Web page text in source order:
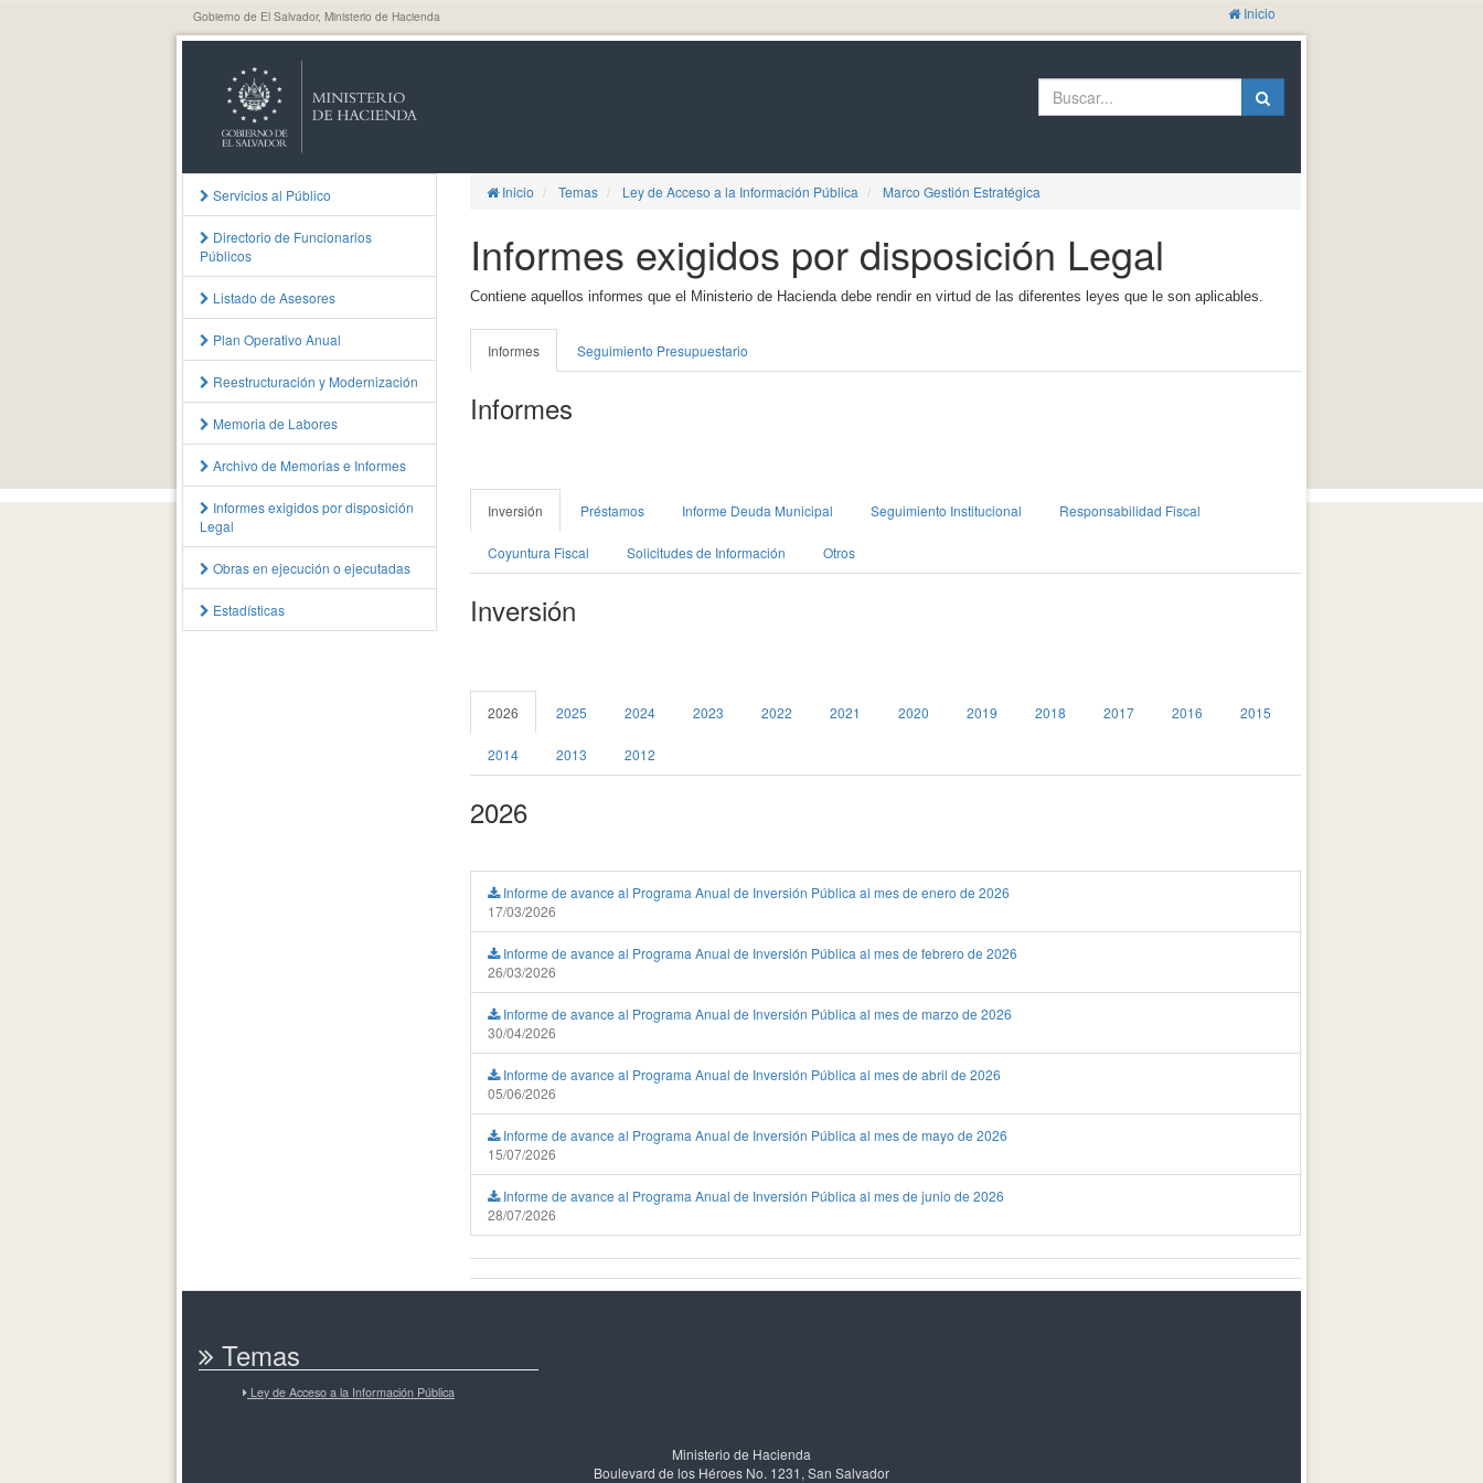
Inicio
Gobierno de El Salvador, Ministerio de Hacienda
Servicios al Público
Directorio de Funcionarios
Públicos
Listado de Asesores
Plan Operativo Anual
Reestructuración y Modernización
Memoria de Labores
Archivo de Memorias e Informes
Informes exigidos por disposición
Legal
Obras en ejecución o ejecutadas
Estadísticas
Inicio Temas Ley de Acceso a la Información Pública Marco Gestión Estratégica
Informes exigidos por disposición Legal
Contiene aquellos informes que el Ministerio de Hacienda debe rendir en virtud de las diferentes leyes que le son aplicables.
Informes Seguimiento Presupuestario
Informes
Inversión Préstamos Informe Deuda Municipal Seguimiento Institucional Responsabilidad Fiscal
Coyuntura Fiscal Solicitudes de Información Otros
Inversión
2026 2025 2024 2023 2022 2021 2020 2019 2018 2017 2016 2015
2014 2013 2012
2026
Informe de avance al Programa Anual de Inversión Pública al mes de enero de 2026
17/03/2026
Informe de avance al Programa Anual de Inversión Pública al mes de febrero de 2026
26/03/2026
Informe de avance al Programa Anual de Inversión Pública al mes de marzo de 2026
30/04/2026
Informe de avance al Programa Anual de Inversión Pública al mes de abril de 2026
05/06/2026
Informe de avance al Programa Anual de Inversión Pública al mes de mayo de 2026
15/07/2026
Informe de avance al Programa Anual de Inversión Pública al mes de junio de 2026
28/07/2026
Temas
Ley de Acceso a la Información Pública
Ministerio de Hacienda
Boulevard de los Héroes No. 1231, San Salvador